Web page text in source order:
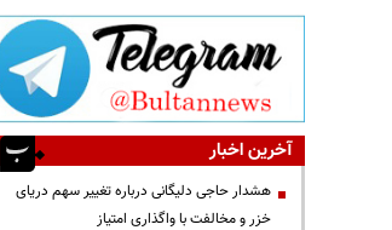
آخرین اخبار
هشدار حاجی دلیگانی درباره تغییر سهم دریای
خزر و مخالفت با واگذاری امتیاز